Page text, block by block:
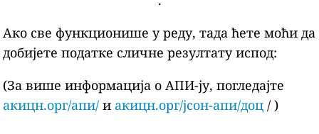
Ако све функционише у реду, тада ћете моћи да
добијете податке сличне резултату испод:
(За више информација о АПИ-ју, погледајте
акицн.орг/апи/ и акицн.орг/јсон-апи/доц / )